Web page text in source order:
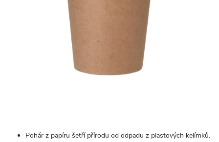
Pohár z papíru šetří přírodu od odpadu z plastových kelímků.